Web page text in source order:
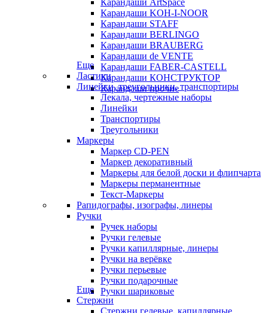
Карандаши ArtSpace
Карандаши KOH-I-NOOR
Карандаши STAFF
Карандаши BERLINGO
Карандаши BRAUBERG
Карандаши de VENTE
Карандаши FABER-CASTELL
Карандаши КОНСТРУКТОР
Карандаши прочие
Еще
Ластики
Линейки, треугольники, транспортиры
Лекала, чертежные наборы
Линейки
Транспортиры
Треугольники
Маркеры
Маркер CD-PEN
Маркер декоративный
Маркеры для белой доски и флипчарта
Маркеры перманентные
Текст-Маркеры
Рапидографы, изографы, линеры
Ручки
Ручек наборы
Ручки гелевые
Ручки капиллярные, линеры
Ручки на верёвке
Ручки перьевые
Ручки подарочные
Ручки шариковые
Еще
Стержни
Стержни гелевые, капиллярные